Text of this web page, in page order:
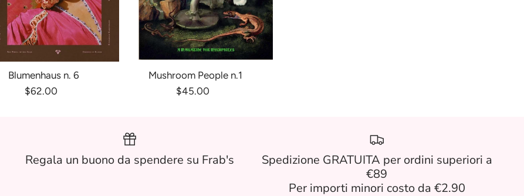
Blumenhaus n. 6
$62.00
Mushroom People n.1
$45.00
Regala un buono da spendere su Frab's
Spedizione GRATUITA per ordini superiori a
€89
Per importi minori costo da €2.90